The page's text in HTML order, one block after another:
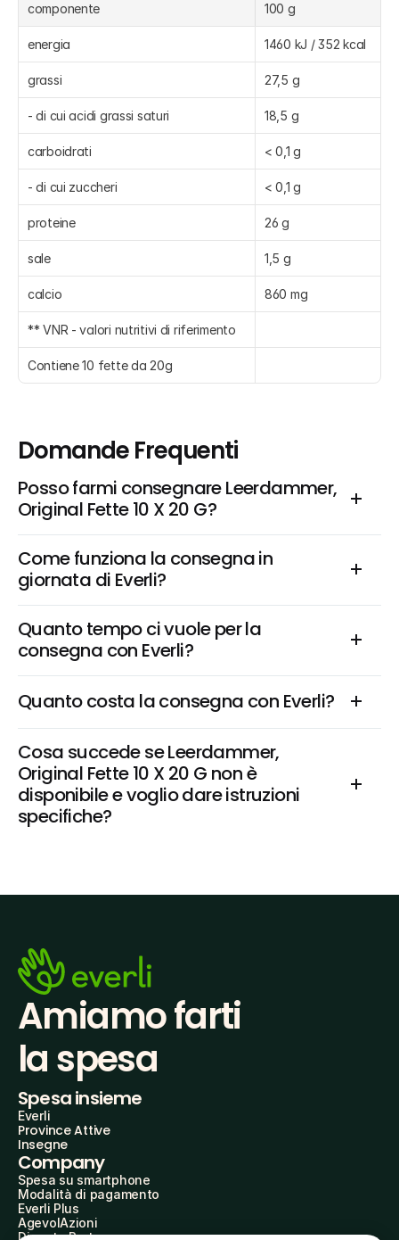
componente 100 g
energia 1460 kJ / 352 kcal
grassi 27,5 g
- di cui acidi grassi saturi 18,5 g
carboidrati < 0,1 g
- di cui zuccheri < 0,1 g
proteine 26 g
sale 1,5 g
calcio 860 mg
** VNR - valori nutritivi di riferimento
Contiene 10 fette da 20g
Domande Frequenti
Posso farmi consegnare Leerdammer,
Original Fette 10 X 20 G?
Come funziona la consegna in
giornata di Everli?
Quanto tempo ci vuole per la
consegna con Everli?
Quanto costa la consegna con Everli?
Cosa succede se Leerdammer,
Original Fette 10 X 20 G non è
disponibile e voglio dare istruzioni
specifiche?
Amiamo farti
la spesa
Spesa insieme
Everli
Province Attive
Insegne
Company
Spesa su smartphone
Modalità di pagamento
Everli Plus
AgevolAzioni